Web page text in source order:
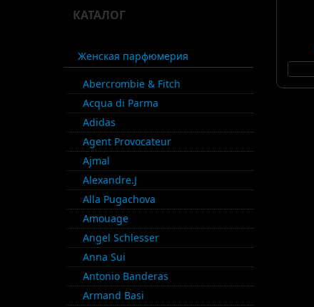
КАТАЛОГ
Женская парфюмерия
Abercrombie & Fitch
Acqua di Parma
Adidas
Agent Provocateur
Ajmal
Alexandre.J
Alla Pugachova
Amouage
Angel Schlesser
Anna Sui
Antonio Banderas
Armand Basi